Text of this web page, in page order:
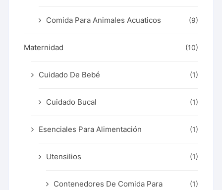
Comida Para Animales Acuaticos (9)
Maternidad (10)
Cuidado De Bebé (1)
Cuidado Bucal (1)
Esenciales Para Alimentación (1)
Utensilios (1)
Contenedores De Comida Para
(1)